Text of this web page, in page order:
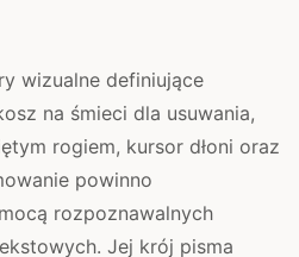
wizualne definiujące
na śmieci dla usuwania,
rogiem, kursor dłoni oraz
powinno
rozpoznawalnych
Jej krój pisma